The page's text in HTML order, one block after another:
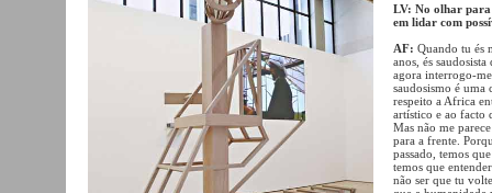
LV: No olhar para
em lidar com
AF: Quando tu és
anos, és
agora interrogo-me
saudosismo é
respeito a Africa
artístico e ao facto
Mas não me
para a frente.
passado, temos
temos que
não ser que tu